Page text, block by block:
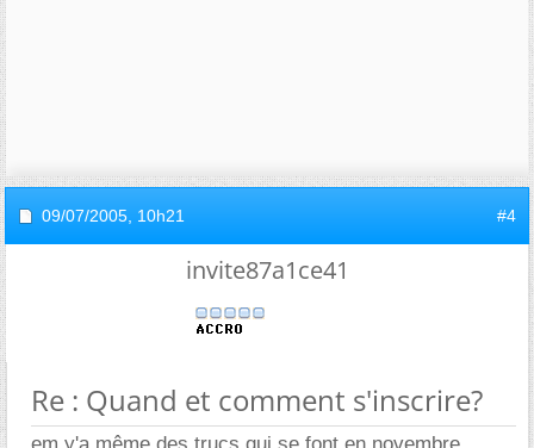
09/07/2005, 10h21 #4
invite87a1ce41
Re : Quand et comment s'inscrire?